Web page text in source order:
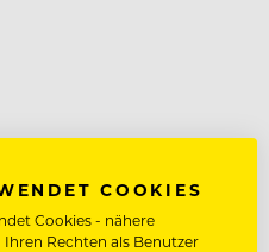
COOKIES
Cookies - nähere
Rechten als Benutzer